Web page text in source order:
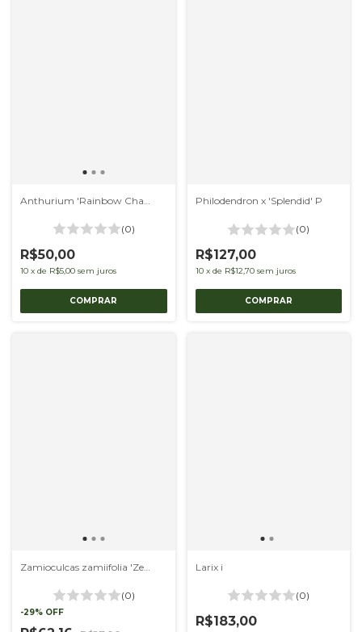
(0)
R$50,00
10 x de R$5,00 sem juros
Philodendron x 'Splendid' P
(0)
R$127,00
10 x de R$12,70 sem juros
(0)
-29% OFF
Larix i
(0)
R$183,00